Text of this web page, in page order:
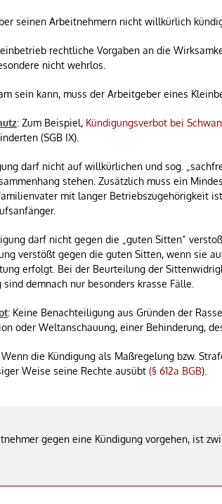
seinen Arbeitnehmern nicht willkürlich
rechtliche Vorgaben an die
nicht wehrlos.
sein kann, muss der Arbeitgeber eines
: Zum Beispiel, Kündigungsverbot bei
(SGB IX).
darf nicht auf willkürlichen und sog.
stehen. Zusätzlich muss ein
mit langer Betriebszugehörigkeit
darf nicht gegen die „guten Sitten“
verstößt gegen die guten Sitten, wenn sie
erfolgt. Bei der Beurteilung der
demnach nur besonders krasse Fälle.
: Keine Benachteiligung aus Gründen der
oder Weltanschauung, einer Behinderung,
Wenn die Kündigung als Maßregelung bzw.
Weise seine Rechte ausübt (§ 612a BGB).
gegen eine Kündigung vorgehen, ist